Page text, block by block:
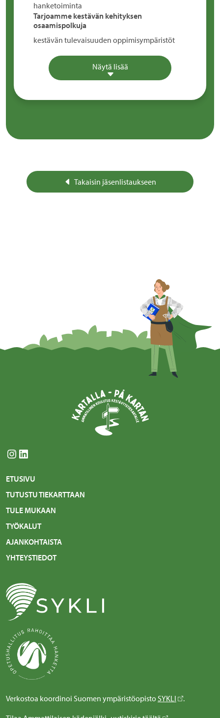
hanketoiminta
Tarjoamme kestävän kehityksen
osaamispolkuja
kestävän tulevaisuuden oppimisympäristöt
Näytä lisää
Takaisin jäsenlistaukseen
Instagram LinkedIn
ETUSIVU
TUTUSTU TIEKARTTAAN
TULE MUKAAN
TYÖKALUT
AJANKOHTAISTA
YHTEYSTIEDOT
Verkostoa koordinoi Suomen ympäristöopisto SYKLI
.